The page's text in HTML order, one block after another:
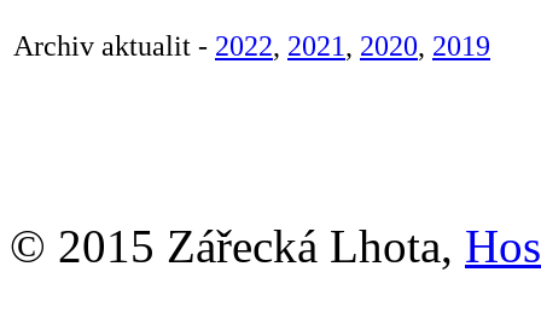
Archiv aktualit - 2022, 2021, 2020, 2019
© 2015 Zářecká Lhota,